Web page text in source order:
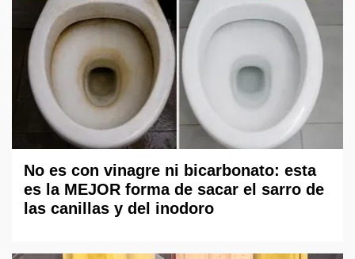
No es con vinagre ni bicarbonato: esta
es la MEJOR forma de sacar el sarro de
las canillas y del inodoro